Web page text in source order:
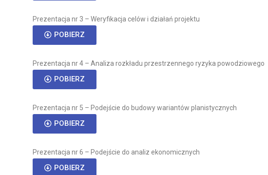
Prezentacja nr 3 – Weryfikacja celów i działań projektu
POBIERZ
Prezentacja nr 4 – Analiza rozkładu przestrzennego ryzyka powodziowego
POBIERZ
Prezentacja nr 5 – Podejście do budowy wariantów planistycznych
POBIERZ
Prezentacja nr 6 – Podejście do analiz ekonomicznych
POBIERZ